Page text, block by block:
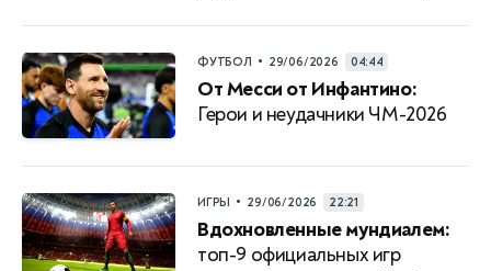
ФУТБОЛ • 29/06/2026 04:44
От Месси от Инфантино:
Герои и неудачники ЧМ-2026
ИГРЫ • 29/06/2026 22:21
Вдохновленные мундиалем:
топ-9 официальных игр